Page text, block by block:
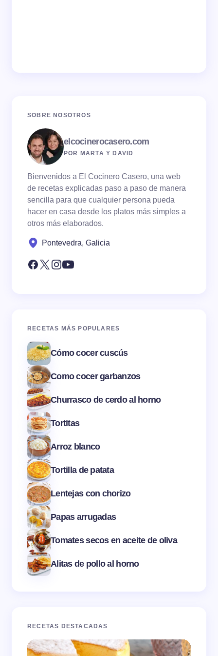
SOBRE NOSOTROS
elcocinerocasero.com
POR MARTA Y DAVID
Bienvenidos a El Cocinero Casero, una web
de recetas explicadas paso a paso de manera
sencilla para que cualquier persona pueda
hacer en casa desde los platos más simples a
otros más elaborados.
Pontevedra, Galicia
RECETAS MÁS POPULARES
Cómo cocer cuscús
Como cocer garbanzos
Churrasco de cerdo al horno
Tortitas
Arroz blanco
Tortilla de patata
Lentejas con chorizo
Papas arrugadas
Tomates secos en aceite de oliva
Alitas de pollo al horno
RECETAS DESTACADAS